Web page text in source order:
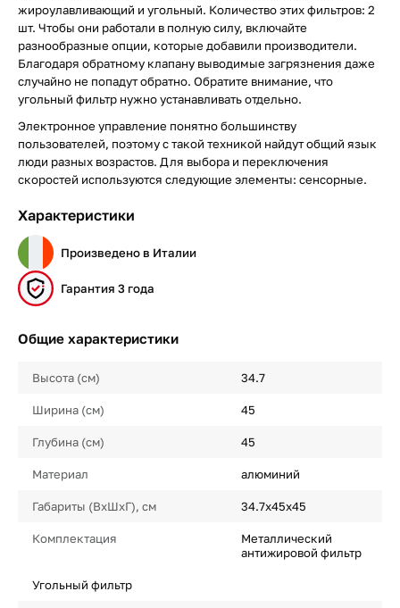
жироулавливающий и угольный. Количество этих фильтров: 2
шт. Чтобы они работали в полную силу, включайте
разнообразные опции, которые добавили производители.
Благодаря обратному клапану выводимые загрязнения даже
случайно не попадут обратно. Обратите внимание, что
угольный фильтр нужно устанавливать отдельно.
Электронное управление понятно большинству
пользователей, поэтому с такой техникой найдут общий язык
люди разных возрастов. Для выбора и переключения
скоростей используются следующие элементы: сенсорные.
Характеристики
Произведено в Италии
Гарантия 3 года
Общие характеристики
Высота (см) 34.7
Ширина (см) 45
Глубина (см) 45
Материал алюминий
Габариты (ВхШхГ), см 34.7х45х45
Комплектация
Металлический
антижировой фильтр
Угольный фильтр